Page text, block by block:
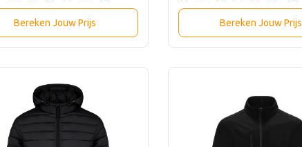
Bereken Jouw Prijs Bereken Jouw Prijs